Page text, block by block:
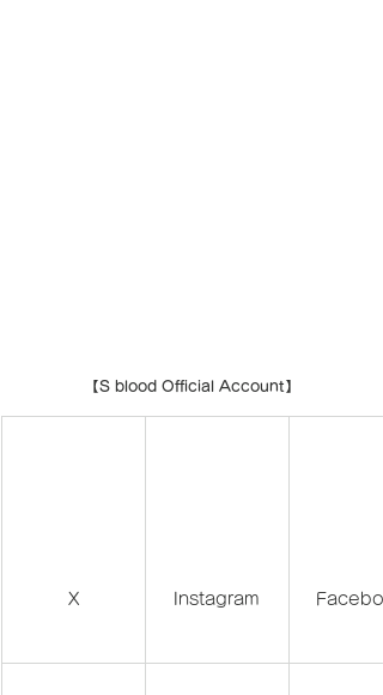
【S blood Official Account】
X Instagram